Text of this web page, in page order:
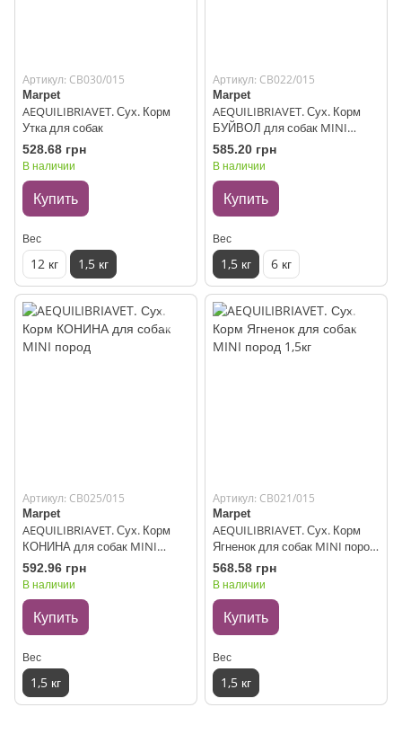
Артикул: CB030/015
Marpet
AEQUILIBRIAVET. Сух. Корм
Утка для собак
528.68 грн
В наличии
Купить
Вес
12 кг 1,5 кг
Артикул: CB022/015
Marpet
AEQUILIBRIAVET. Сух. Корм
БУЙВОЛ для собак MINI
пород
585.20 грн
В наличии
Купить
Вес
1,5 кг 6 кг
Артикул: CB025/015
Marpet
AEQUILIBRIAVET. Сух. Корм
КОНИНА для собак MINI
пород
592.96 грн
В наличии
Купить
Вес
1,5 кг
Артикул: CB021/015
Marpet
AEQUILIBRIAVET. Сух. Корм
Ягненок для собак MINI пород
1,5кг
568.58 грн
В наличии
Купить
Вес
1,5 кг